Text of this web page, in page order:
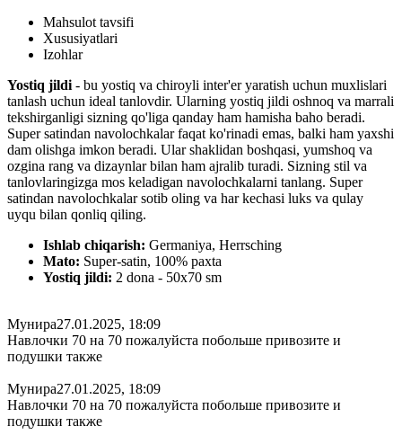
Mahsulot tavsifi
Xususiyatlari
Izohlar
Yostiq jildi - bu yostiq va chiroyli inter'er yaratish uchun muxlislari
tanlash uchun ideal tanlovdir. Ularning yostiq jildi oshnoq va marrali
tekshirganligi sizning qo'liga qanday ham hamisha baho beradi.
Super satindan navolochkalar faqat ko'rinadi emas, balki ham yaxshi
dam olishga imkon beradi. Ular shaklidan boshqasi, yumshoq va
ozgina rang va dizaynlar bilan ham ajralib turadi. Sizning stil va
tanlovlaringizga mos keladigan navolochkalarni tanlang. Super
satindan navolochkalar sotib oling va har kechasi luks va qulay
uyqu bilan qonliq qiling.
Ishlab chiqarish: Germaniya, Herrsching
Mato: Super-satin, 100% paxta
Yostiq jildi: 2 dona - 50x70 sm
Мунира27.01.2025, 18:09
Навлочки 70 на 70 пожалуйста побольше привозите и
подушки также
Мунира27.01.2025, 18:09
Навлочки 70 на 70 пожалуйста побольше привозите и
подушки также